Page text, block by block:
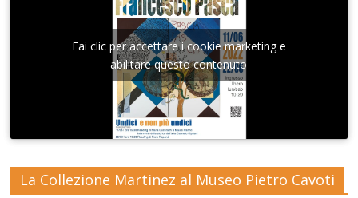
Fai clic per accettare i cookie marketing e
abilitare questo contenuto
La Collezione Martinez al Museo Pietro Cavoti